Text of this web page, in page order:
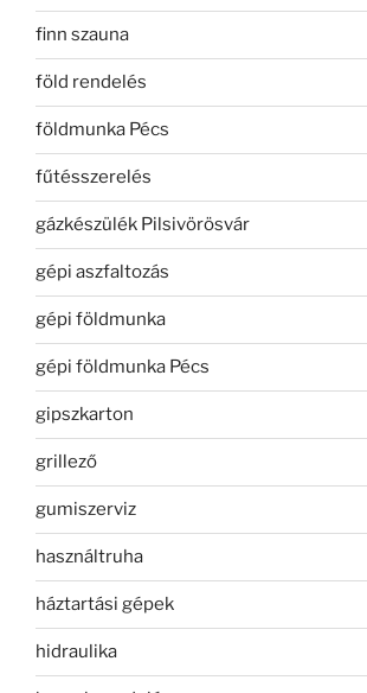
finn szauna
föld rendelés
földmunka Pécs
fűtésszerelés
gázkészülék Pilsivörösvár
gépi aszfaltozás
gépi földmunka
gépi földmunka Pécs
gipszkarton
grillező
gumiszerviz
használtruha
háztartási gépek
hidraulika